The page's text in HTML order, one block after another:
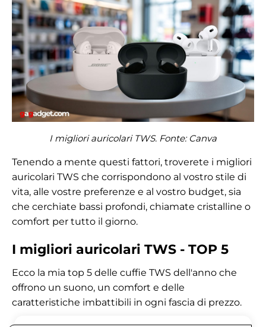
I migliori auricolari TWS. Fonte: Canva
Tenendo a mente questi fattori, troverete i migliori
auricolari TWS che corrispondono al vostro stile di
vita, alle vostre preferenze e al vostro budget, sia
che cerchiate bassi profondi, chiamate cristalline o
comfort per tutto il giorno.
I migliori auricolari TWS - TOP 5
Ecco la mia top 5 delle cuffie TWS dell'anno che
offrono un suono, un comfort e delle
caratteristiche imbattibili in ogni fascia di prezzo.